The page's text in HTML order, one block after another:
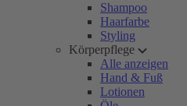
Shampoo
Haarfarbe
Styling
Körperpflege
Alle anzeigen
Hand & Fuß
Lotionen